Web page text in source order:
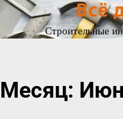
Перейти
содержимому
Всё
Строительные
Месяц: